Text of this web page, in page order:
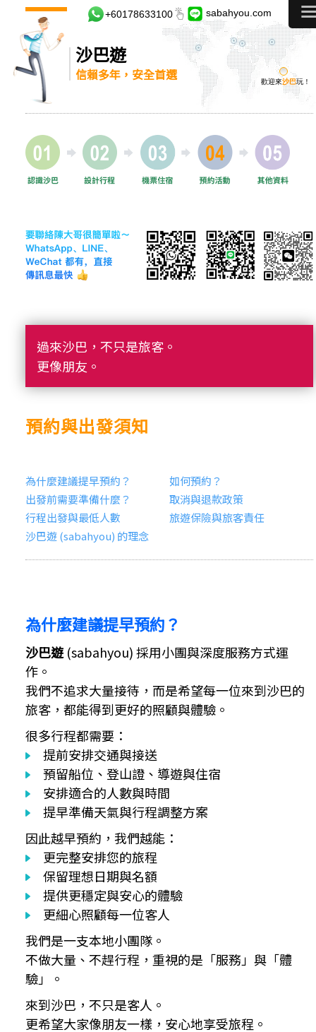
+60178633100 sabahyou.com
沙巴遊
信賴多年，安全首選 歡迎來沙巴玩！
過來沙巴，不只是旅客。
更像朋友。
預約與出發須知
為什麼建議提早預約？
如何預約？
出發前需要準備什麼？
取消與退款政策
行程出發與最低人數
旅遊保險與旅客責任
沙巴遊 (sabahyou) 的理念
為什麼建議提早預約？
沙巴遊 (sabahyou) 採用小團與深度服務方式運
作。
我們不追求大量接待，而是希望每一位來到沙巴的
旅客，都能得到更好的照顧與體驗。
很多行程都需要：
提前安排交通與接送
預留船位、登山證、導遊與住宿
安排適合的人數與時間
提早準備天氣與行程調整方案
因此越早預約，我們越能：
更完整安排您的旅程
保留理想日期與名額
提供更穩定與安心的體驗
更細心照顧每一位客人
我們是一支本地小團隊。
不做大量、不趕行程，重視的是「服務」與「體
驗」。
來到沙巴，不只是客人。
更希望大家像朋友一樣，安心地享受旅程。